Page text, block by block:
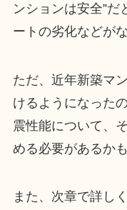
ンションは安全”だ
ートの劣化などが
ただ、近年新築マ
けるようになった
震性能について、
める必要があるか
また、次章で詳し